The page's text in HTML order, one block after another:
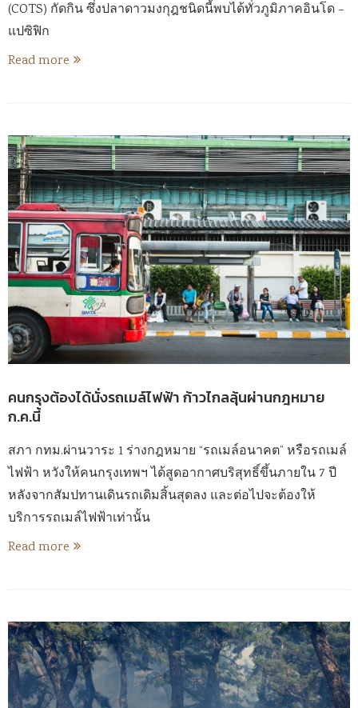
(COTS) กัดกิน ซึ่งปลาดาวมงกุฎชนิดนี้พบได้ทั่วภูมิภาคอินโด –
แปซิฟิก
Read more
คนกรุงต้องได้นั่งรถเมล์ไฟฟ้า ก้าวไกลลุ้นผ่านกฎหมาย
ก.ค.นี้
สภา กทม.ผ่านวาระ 1 ร่างกฎหมาย “รถเมล์อนาคต” หรือรถเมล์
ไฟฟ้า หวังให้คนกรุงเทพฯ ได้สูดอากาศบริสุทธิ์ขึ้นภายใน 7 ปี
หลังจากสัมปทานเดินรถเดิมสิ้นสุดลง และต่อไปจะต้องให้
บริการรถเมล์ไฟฟ้าเท่านั้น
Read more